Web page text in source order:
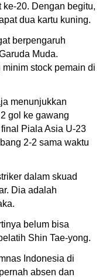
20. Dengan begitu,
dua kartu kuning.
berpengaruh
Muda.
stock pemain di
menunjukkan
gol ke gawang
Piala Asia U-23
2-2 sama waktu
dalam skuad
Dia adalah
belum bisa
Shin Tae-yong.
Indonesia di
absen dan